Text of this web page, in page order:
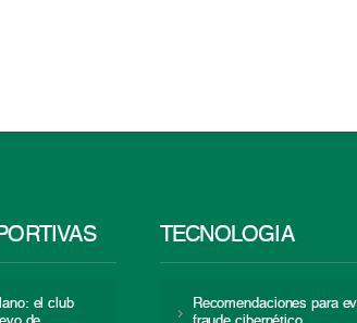
el club
TECNOLOGÍA
Recomendaciones para